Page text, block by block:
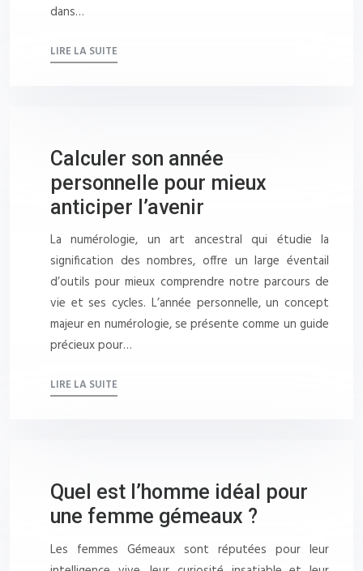
dans…
LIRE LA SUITE
Calculer son année
personnelle pour mieux
anticiper l’avenir
La numérologie, un art ancestral qui étudie la
signification des nombres, offre un large éventail
d’outils pour mieux comprendre notre parcours de
vie et ses cycles. L’année personnelle, un concept
majeur en numérologie, se présente comme un guide
précieux pour…
LIRE LA SUITE
Quel est l’homme idéal pour
une femme gémeaux ?
Les femmes Gémeaux sont réputées pour leur